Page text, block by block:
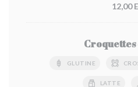
12,00
GLUTINE
LATTE